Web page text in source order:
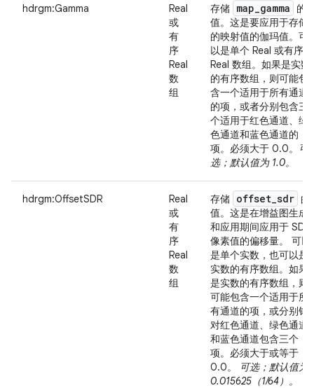
hdrgm:Gamma
Real
或
有
序
Real
数
组
存储 map_gamma
的
值。这是要应用于存储
的映射值的伽玛值。可
以是单个 Real 或有序的
Real 数组。如果是实数
的有序数组，则可能包
含一个适用于所有通道
的项，或者分别包含三
个适用于红色通道、绿
色通道和蓝色通道的
项。必须大于 0.0。
可
选；默认值为 1.0。
hdrgm:OffsetSDR
Real
或
有
序
Real
数
组
存储 offset_sdr 的
值。这是在增益图生成
和应用期间应用于 SDR
像素值的偏移量。 可以
是单个实数，也可以是
实数的有序数组。如果
是实数的有序数组，则
可能包含一个适用于所
有通道的项，或分别针
对红色通道、绿色通道
和蓝色通道包含三个
项。必须大于或等于
0.0。
可选；默认值为
0.015625（1/64）。